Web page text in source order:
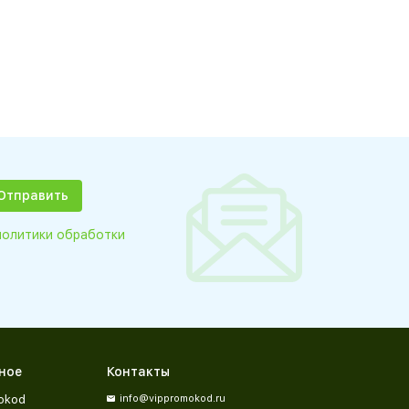
обработки
Контакты
info@vippromokod.ru